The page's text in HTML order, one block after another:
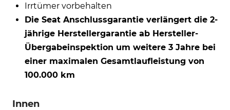
Irrtümer vorbehalten
Die Seat Anschlussgarantie verlängert die 2-
jährige Herstellergarantie ab Hersteller-
Übergabeinspektion um weitere 3 Jahre bei
einer maximalen Gesamtlaufleistung von
100.000 km
Innen